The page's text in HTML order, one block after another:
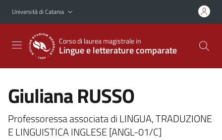
Vai al contenuto principale
Vai al menu di navigazione
Università di Catania
Corso di laurea magistrale in
Lingue e letterature comparate
Giuliana RUSSO
Professoressa associata di LINGUA, TRADUZIONE
E LINGUISTICA INGLESE [ANGL-01/C]